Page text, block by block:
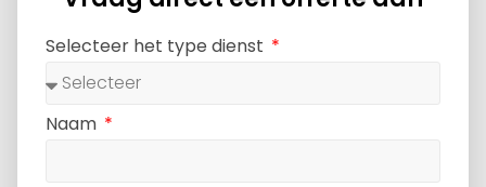
Selecteer het type dienst
Naam